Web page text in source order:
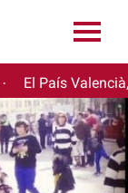
· El País